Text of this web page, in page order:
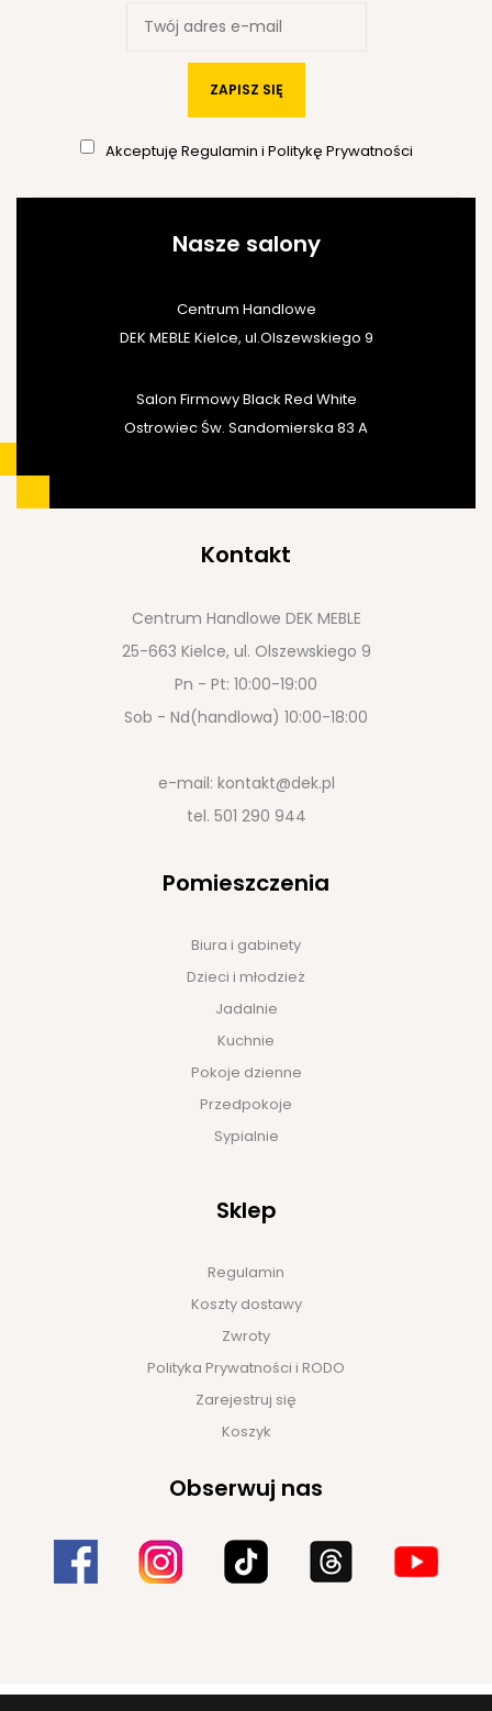
ZAPISZ SIĘ
Akceptuję Regulamin i Politykę Prywatności
Nasze salony
Centrum Handlowe
DEK MEBLE Kielce, ul.Olszewskiego 9
Salon Firmowy Black Red White
Ostrowiec Św. Sandomierska 83 A
Kontakt
Centrum Handlowe DEK MEBLE
25-663 Kielce, ul. Olszewskiego 9
Pn - Pt: 10:00-19:00
Sob - Nd(handlowa) 10:00-18:00
e-mail: kontakt@dek.pl
tel. 501 290 944
Pomieszczenia
Biura i gabinety
Dzieci i młodzież
Jadalnie
Kuchnie
Pokoje dzienne
Przedpokoje
Sypialnie
Sklep
Regulamin
Koszty dostawy
Zwroty
Polityka Prywatności i RODO
Zarejestruj się
Koszyk
Obserwuj nas